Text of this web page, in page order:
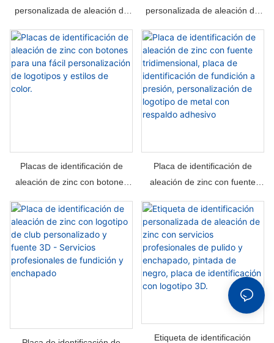
personalizada de aleación de
dorada en relieve.
personalizada de aleación de
Placas de identificación de
aleación de zinc con botones
de logotipos y estilos de color.
Placa de identificación de
aleación de zinc con fuente
identificación de fundición a
presión, personalización de
logotipo de metal con respaldo
adhesivo
Etiqueta de identificación